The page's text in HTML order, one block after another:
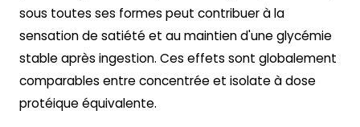
sous toutes ses formes peut contribuer à la
sensation de satiété et au maintien d'une glycémie
stable après ingestion. Ces effets sont globalement
comparables entre concentrée et isolate à dose
protéique équivalente.